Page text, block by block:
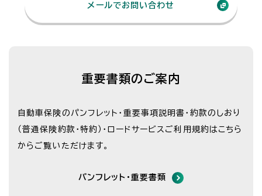
メールでお問い合わせ
重要書類のご案内
自動車保険のパンフレット・重要事項説明書・約款のしおり
（普通保険約款・特約）・ ロードサービスご利用規約はこちら
からご覧いただけます。
パンフレット・重要書類